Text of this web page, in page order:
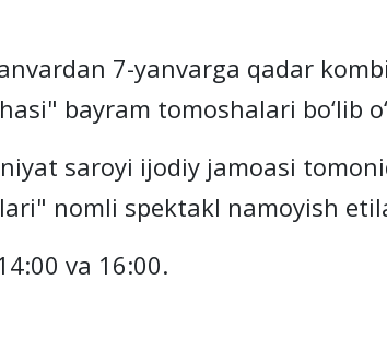
7-yanvarga qadar
bayram tomoshalari bo‘lib
saroyi ijodiy jamoasi
nomli spektakl namoyish
va 16:00.